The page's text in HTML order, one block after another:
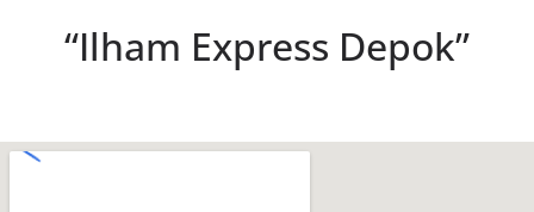
“Ilham Express Depok”